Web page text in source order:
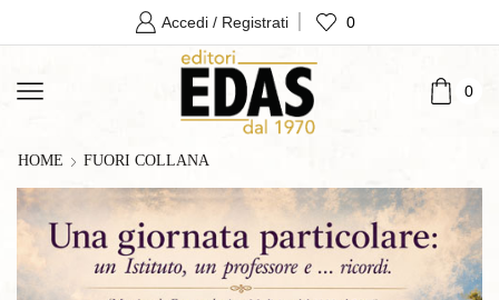
Accedi / Registrati 0
0
HOME FUORI COLLANA